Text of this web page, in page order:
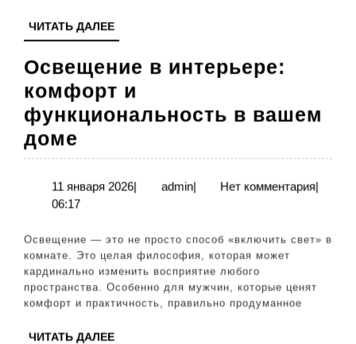
ЧИТАТЬ ДАЛЕЕЧИТАТЬ
ДАЛЕЕ
Освещение в интерьере:
комфорт и
функциональность в вашем
доме
в
интерьере:
комфорт
и
функциональность
в
вашем
доме
11 января 202611
| adminadmin
| Нет комментария|
06:17
Освещение — это не просто способ «включить свет» в
комнате. Это целая философия, которая может
кардинально изменить восприятие любого
пространства. Особенно для мужчин, которые ценят
комфорт и практичность, правильно продуманное
ЧИТАТЬ ДАЛЕЕЧИТАТЬ